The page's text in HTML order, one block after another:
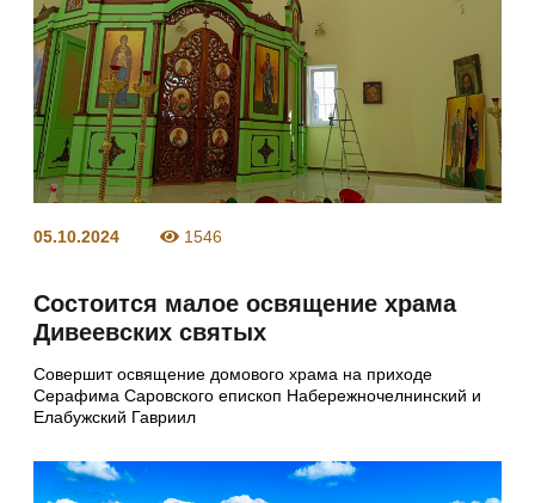
05.10.2024 1546
Состоится малое освящение храма
Дивеевских святых
Совершит освящение домового храма на приходе
Серафима Саровского епископ Набережночелнинский и
Елабужский Гавриил